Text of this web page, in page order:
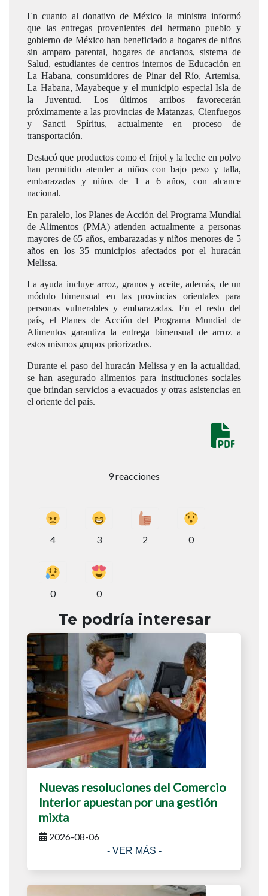
En cuanto al donativo de México la ministra informó
que las entregas provenientes del hermano pueblo y
gobierno de México han beneficiado a hogares de niños
sin amparo parental, hogares de ancianos, sistema de
Salud, estudiantes de centros internos de Educación en
La Habana, consumidores de Pinar del Río, Artemisa,
La Habana, Mayabeque y el municipio especial Isla de
la Juventud. Los últimos arribos favorecerán
próximamente a las provincias de Matanzas, Cienfuegos
y Sancti Spíritus, actualmente en proceso de
transportación.
Destacó que productos como el frijol y la leche en polvo
han permitido atender a niños con bajo peso y talla,
embarazadas y niños de 1 a 6 años, con alcance
nacional.
En paralelo, los Planes de Acción del Programa Mundial
de Alimentos (PMA) atienden actualmente a personas
mayores de 65 años, embarazadas y niños menores de 5
años en los 35 municipios afectados por el huracán
Melissa.
La ayuda incluye arroz, granos y aceite, además, de un
módulo bimensual en las provincias orientales para
personas vulnerables y embarazadas. En el resto del
país, el Planes de Acción del Programa Mundial de
Alimentos garantiza la entrega bimensual de arroz a
estos mismos grupos priorizados.
Durante el paso del huracán Melissa y en la actualidad,
se han asegurado alimentos para instituciones sociales
que brindan servicios a evacuados y otras asistencias en
el oriente del país.
9 reacciones
4 3 2 0
0 0
Te podría interesar
Nuevas resoluciones del Comercio
Interior apuestan por una gestión
mixta
2026-08-06
- VER MÁS -